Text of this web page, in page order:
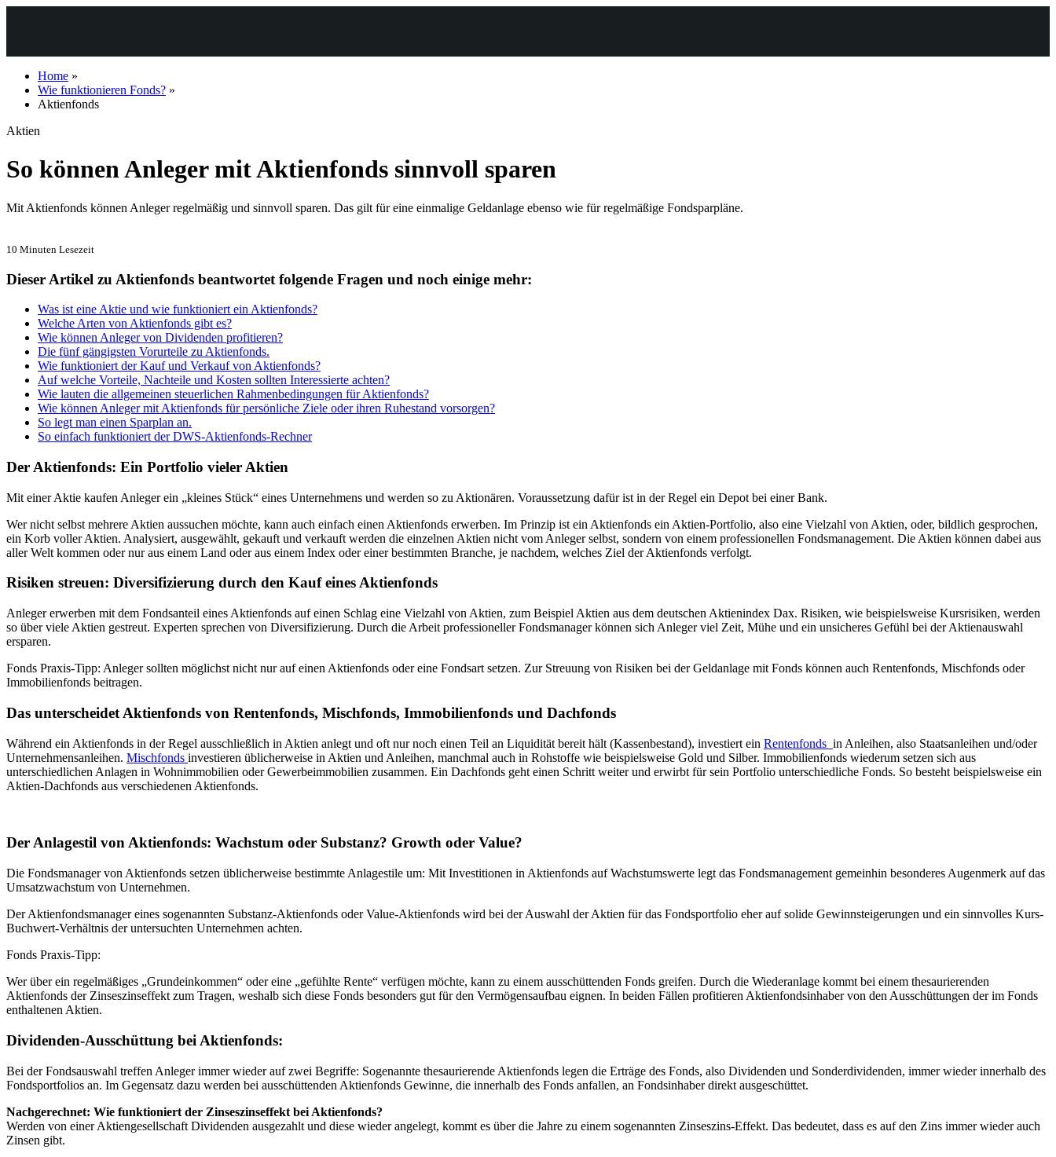
Home »
Wie funktionieren Fonds? »
Aktienfonds
Aktien
So können Anleger mit Aktienfonds sinnvoll sparen
Mit Aktienfonds können Anleger regelmäßig und sinnvoll sparen. Das gilt für eine einmalige Geldanlage ebenso wie für regelmäßige Fondsparpläne.
10 Minuten Lesezeit
Dieser Artikel zu Aktienfonds beantwortet folgende Fragen und noch einige mehr:
Was ist eine Aktie und wie funktioniert ein Aktienfonds?
Welche Arten von Aktienfonds gibt es?
Wie können Anleger von Dividenden profitieren?
Die fünf gängigsten Vorurteile zu Aktienfonds.
Wie funktioniert der Kauf und Verkauf von Aktienfonds?
Auf welche Vorteile, Nachteile und Kosten sollten Interessierte achten?
Wie lauten die allgemeinen steuerlichen Rahmenbedingungen für Aktienfonds?
Wie können Anleger mit Aktienfonds für persönliche Ziele oder ihren Ruhestand vorsorgen?
So legt man einen Sparplan an.
So einfach funktioniert der DWS-Aktienfonds-Rechner
Der Aktienfonds: Ein Portfolio vieler Aktien
Mit einer Aktie kaufen Anleger ein „kleines Stück“ eines Unternehmens und werden so zu Aktionären. Voraussetzung dafür ist in der Regel ein Depot bei einer Bank.
Wer nicht selbst mehrere Aktien aussuchen möchte, kann auch einfach einen Aktienfonds erwerben. Im Prinzip ist ein Aktienfonds ein Aktien-Portfolio, also eine Vielzahl von Aktien, oder, bildlich gesprochen,
ein Korb voller Aktien. Analysiert, ausgewählt, gekauft und verkauft werden die einzelnen Aktien nicht vom Anleger selbst, sondern von einem professionellen Fondsmanagement. Die Aktien können dabei aus
aller Welt kommen oder nur aus einem Land oder aus einem Index oder einer bestimmten Branche, je nachdem, welches Ziel der Aktienfonds verfolgt.
Risiken streuen: Diversifizierung durch den Kauf eines Aktienfonds
Anleger erwerben mit dem Fondsanteil eines Aktienfonds auf einen Schlag eine Vielzahl von Aktien, zum Beispiel Aktien aus dem deutschen Aktienindex Dax. Risiken, wie beispielsweise Kursrisiken, werden
so über viele Aktien gestreut. Experten sprechen von Diversifizierung. Durch die Arbeit professioneller Fondsmanager können sich Anleger viel Zeit, Mühe und ein unsicheres Gefühl bei der Aktienauswahl
ersparen.
Fonds Praxis-Tipp: Anleger sollten möglichst nicht nur auf einen Aktienfonds oder eine Fondsart setzen. Zur Streuung von Risiken bei der Geldanlage mit Fonds können auch Rentenfonds, Mischfonds oder
Immobilienfonds beitragen.
Das unterscheidet Aktienfonds von Rentenfonds, Mischfonds, Immobilienfonds und Dachfonds
Während ein Aktienfonds in der Regel ausschließlich in Aktien anlegt und oft nur noch einen Teil an Liquidität bereit hält (Kassenbestand), investiert ein Rentenfonds in Anleihen, also Staatsanleihen und/oder
Unternehmensanleihen. Mischfonds investieren üblicherweise in Aktien und Anleihen, manchmal auch in Rohstoffe wie beispielsweise Gold und Silber. Immobilienfonds wiederum setzen sich aus
unterschiedlichen Anlagen in Wohnimmobilien oder Gewerbeimmobilien zusammen. Ein Dachfonds geht einen Schritt weiter und erwirbt für sein Portfolio unterschiedliche Fonds. So besteht beispielsweise ein
Aktien-Dachfonds aus verschiedenen Aktienfonds.
Der Anlagestil von Aktienfonds: Wachstum oder Substanz? Growth oder Value?
Die Fondsmanager von Aktienfonds setzen üblicherweise bestimmte Anlagestile um: Mit Investitionen in Aktienfonds auf Wachstumswerte legt das Fondsmanagement gemeinhin besonderes Augenmerk auf das
Umsatzwachstum von Unternehmen.
Der Aktienfondsmanager eines sogenannten Substanz-Aktienfonds oder Value-Aktienfonds wird bei der Auswahl der Aktien für das Fondsportfolio eher auf solide Gewinnsteigerungen und ein sinnvolles Kurs-
Buchwert-Verhältnis der untersuchten Unternehmen achten.
Fonds Praxis-Tipp:
Wer über ein regelmäßiges „Grundeinkommen“ oder eine „gefühlte Rente“ verfügen möchte, kann zu einem ausschüttenden Fonds greifen. Durch die Wiederanlage kommt bei einem thesaurierenden
Aktienfonds der Zinseszinseffekt zum Tragen, weshalb sich diese Fonds besonders gut für den Vermögensaufbau eignen. In beiden Fällen profitieren Aktienfondsinhaber von den Ausschüttungen der im Fonds
enthaltenen Aktien.
Dividenden-Ausschüttung bei Aktienfonds:
Bei der Fondsauswahl treffen Anleger immer wieder auf zwei Begriffe: Sogenannte thesaurierende Aktienfonds legen die Erträge des Fonds, also Dividenden und Sonderdividenden, immer wieder innerhalb des
Fondsportfolios an. Im Gegensatz dazu werden bei ausschüttenden Aktienfonds Gewinne, die innerhalb des Fonds anfallen, an Fondsinhaber direkt ausgeschüttet.
Nachgerechnet: Wie funktioniert der Zinseszinseffekt bei Aktienfonds?
Werden von einer Aktiengesellschaft Dividenden ausgezahlt und diese wieder angelegt, kommt es über die Jahre zu einem sogenannten Zinseszins-Effekt. Das bedeutet, dass es auf den Zins immer wieder auch
Zinsen gibt.